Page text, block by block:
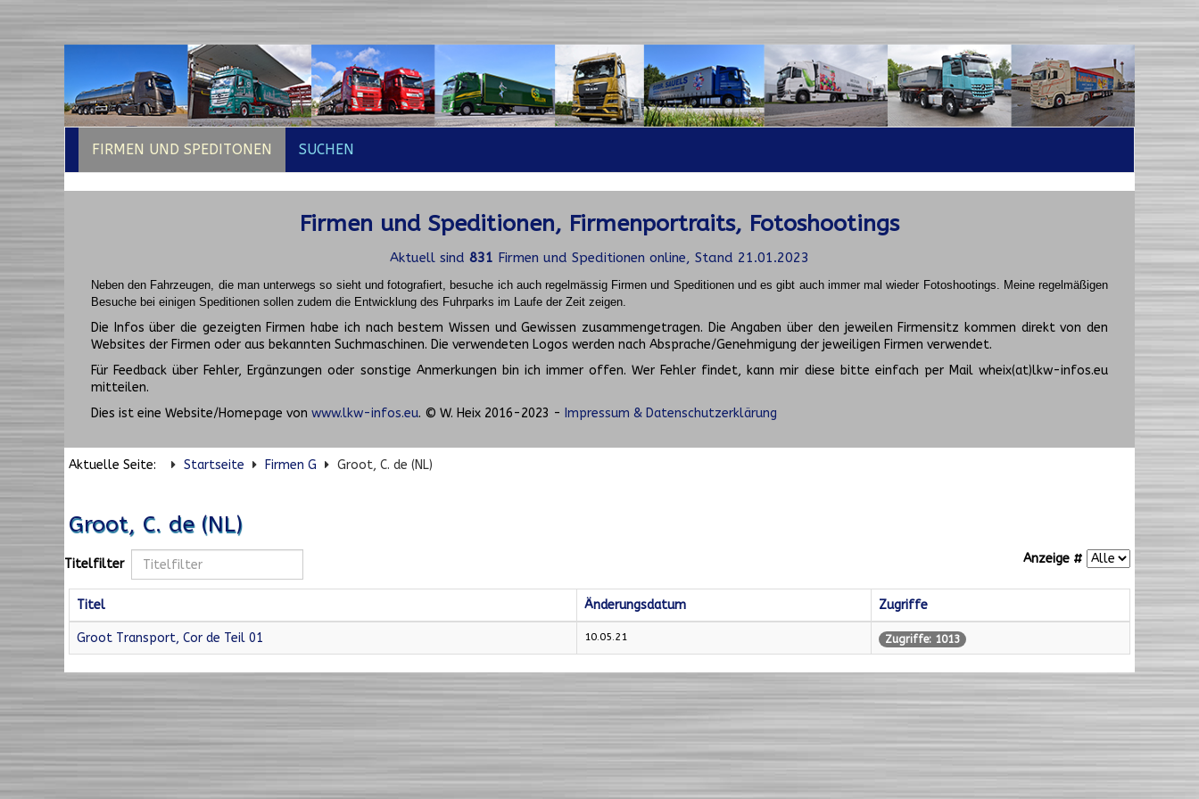
FIRMEN UND SPEDITONEN SUCHEN
Firmen und Speditionen, Firmenportraits, Fotoshootings
Aktuell sind 831 Firmen und Speditionen online, Stand 21.01.2023
Neben den Fahrzeugen, die man unterwegs so sieht und fotografiert, besuche ich auch regelmässig Firmen und Speditionen und es gibt auch immer mal wieder Fotoshootings. Meine regelmäßigen
Besuche bei einigen Speditionen sollen zudem die Entwicklung des Fuhrparks im Laufe der Zeit zeigen.
Die Infos über die gezeigten Firmen habe ich nach bestem Wissen und Gewissen zusammengetragen. Die Angaben über den jeweilen Firmensitz kommen direkt von den
Websites der Firmen oder aus bekannten Suchmaschinen. Die verwendeten Logos werden nach Absprache/Genehmigung der jeweiligen Firmen verwendet.
Für Feedback über Fehler, Ergänzungen oder sonstige Anmerkungen bin ich immer offen. Wer Fehler findet, kann mir diese bitte einfach per Mail wheix(at)lkw-infos.eu
mitteilen.
Dies ist eine Website/Homepage von www.lkw-infos.eu. © W. Heix 2016-2023 - Impressum & Datenschutzerklärung
Aktuelle Seite: Startseite Firmen G Groot, C. de (NL)
Groot, C. de (NL)
Titelfilter Anzeige #
Titel Änderungsdatum Zugriffe
Groot Transport, Cor de Teil 01 10.05.21 Zugriffe: 1013